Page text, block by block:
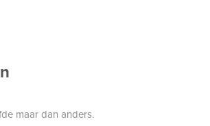
maar dan anders.